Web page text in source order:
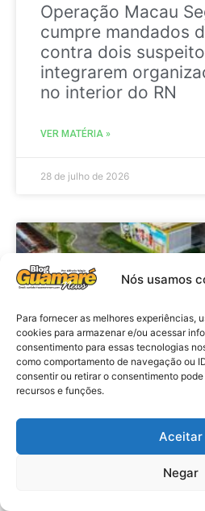
Nós usamos
Para fornecer as melhores experiências,
cookies para armazenar e/ou acessar
consentimento para essas tecnologias
como comportamento de navegação ou
consentir ou retirar o consentimento
recursos e funções.
Aceitar
Negar
Operação Macau
cumpre mandados
contra dois
integrarem
no interior do RN
VER MATÉRIA »
28 de julho de 2026
Agenda: 10ª Mostra
da Casa Durval
nesta quarta-feira